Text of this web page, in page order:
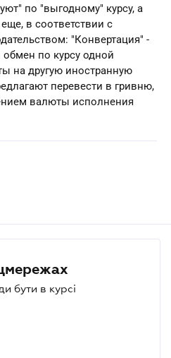
по "выгодному" курсу, а
в соответствии с
"Конвертация" -
по курсу одной
на другую иностранную
перевести в гривню,
валюты исполнения
бути в курсі